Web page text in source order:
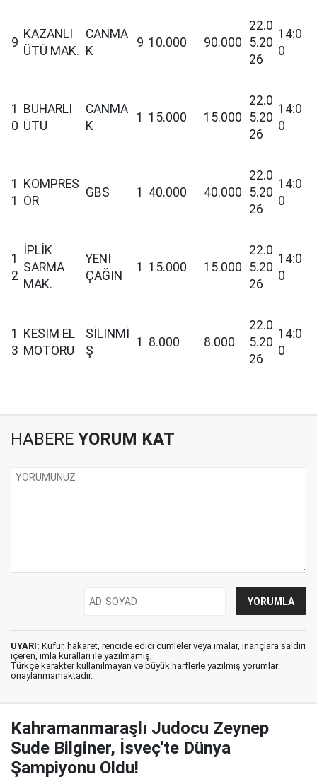
9
KAZANLI
ÜTÜ MAK.
CANMA
K
9 10.000 90.000
22.0
5.20
26
14:0
0
1
0
BUHARLI
ÜTÜ
CANMA
K
1 15.000 15.000
22.0
5.20
26
14:0
0
1
1
KOMPRES
ÖR
GBS 1 40.000 40.000
22.0
5.20
26
14:0
0
1
2
İPLİK
SARMA
MAK.
YENİ
ÇAĞIN
1 15.000 15.000
22.0
5.20
26
14:0
0
1
3
KESİM EL
MOTORU
SİLİNMİ
Ş
1 8.000 8.000
22.0
5.20
26
14:0
0
HABERE YORUM KAT
UYARI: Küfür, hakaret, rencide edici cümleler veya imalar, inançlara saldırı
içeren, imla kuralları ile yazılmamış,
Türkçe karakter kullanılmayan ve büyük harflerle yazılmış yorumlar
onaylanmamaktadır.
Kahramanmaraşlı Judocu Zeynep
Sude Bilginer, İsveç'te Dünya
Şampiyonu Oldu!